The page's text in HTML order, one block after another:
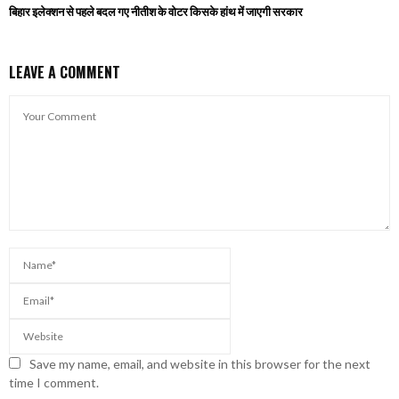
बिहार इलेक्शन से पहले बदल गए नीतीश के वोटर किसके हांथ में जाएगी सरकार
LEAVE A COMMENT
Save my name, email, and website in this browser for the next
time I comment.